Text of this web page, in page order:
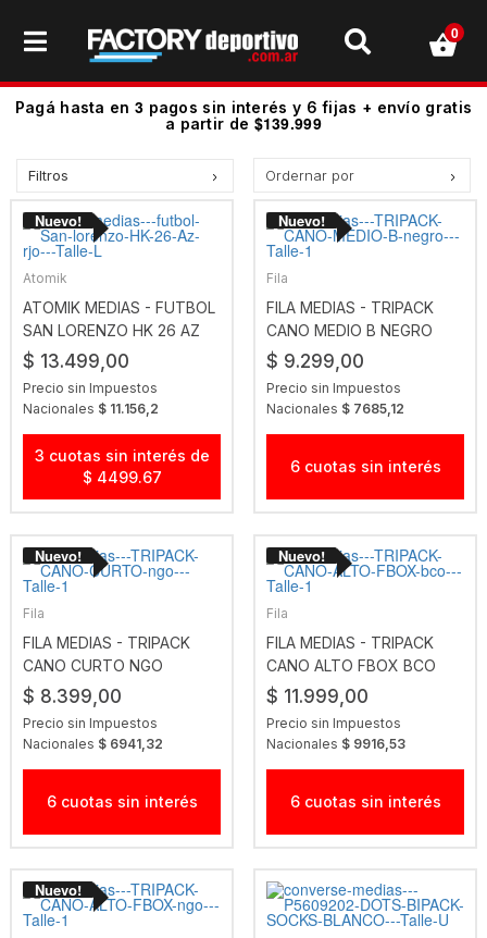
Pagá hasta en 3 pagos sin interés y 6 fijas + envío gratis
a partir de $139.999
0
Filtros
Ordernar por
Precio más alto.
Los más vendidos
Mejor Valoradas
A - Z
Z - A
Fecha de lanzamiento
Mejor Descuento
Atomik
ATOMIK MEDIAS - FUTBOL
SAN LORENZO HK 26 AZ
RJO
$ 13.499,00
Precio sin Impuestos
Nacionales $ 11.156,2
3 cuotas sin interés de
$ 4499.67
Fila
FILA MEDIAS - TRIPACK
CANO MEDIO B NEGRO
$ 9.299,00
Precio sin Impuestos
Nacionales $ 7685,12
6 cuotas sin interés
Fila
FILA MEDIAS - TRIPACK
CANO CURTO NGO
$ 8.399,00
Precio sin Impuestos
Nacionales $ 6941,32
6 cuotas sin interés
Fila
FILA MEDIAS - TRIPACK
CANO ALTO FBOX BCO
$ 11.999,00
Precio sin Impuestos
Nacionales $ 9916,53
6 cuotas sin interés